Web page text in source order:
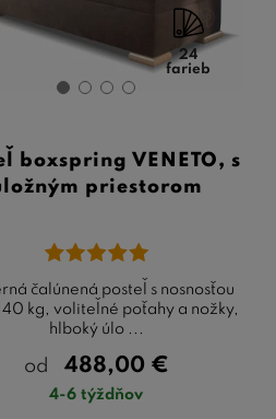
24
farieb
boxspring VENETO, s
priestorom
čalúnená posteľ s nosnosťou
kg, voliteľné poťahy a nožky,
hlboký úlo ...
od 488,00 €
4-6 týždňov